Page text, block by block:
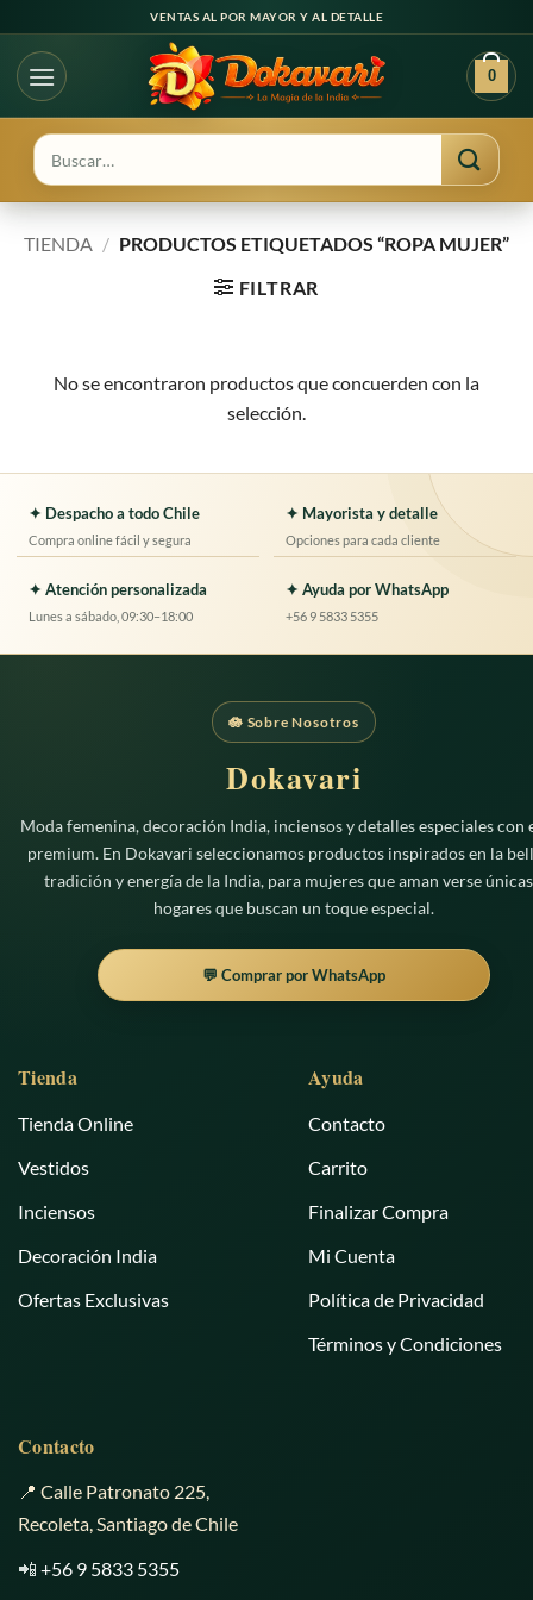
contenido
VENTAS AL POR MAYOR Y AL DETALLE
0
Buscar
por:
TIENDA / PRODUCTOS ETIQUETADOS “ROPA MUJER”
FILTRAR
No se encontraron productos que concuerden con la
selección.
✦ Despacho a todo Chile
Compra online fácil y segura
✦ Mayorista y detalle
Opciones para cada cliente
✦ Atención personalizada
Lunes a sábado, 09:30–18:00
✦ Ayuda por WhatsApp
+56 9 5833 5355
🪷 Sobre Nosotros
Dokavari
Moda femenina, decoración India, inciensos y detalles especiales con
premium. En Dokavari seleccionamos productos inspirados en la
tradición y energía de la India, para mujeres que aman verse
hogares que buscan un toque especial.
💬 Comprar por WhatsApp
Tienda
Tienda Online
Vestidos
Inciensos
Decoración India
Ofertas Exclusivas
Ayuda
Contacto
Carrito
Finalizar Compra
Mi Cuenta
Política de Privacidad
Términos y Condiciones
Contacto
📍 Calle Patronato 225,
Recoleta, Santiago de Chile
📲 +56 9 5833 5355